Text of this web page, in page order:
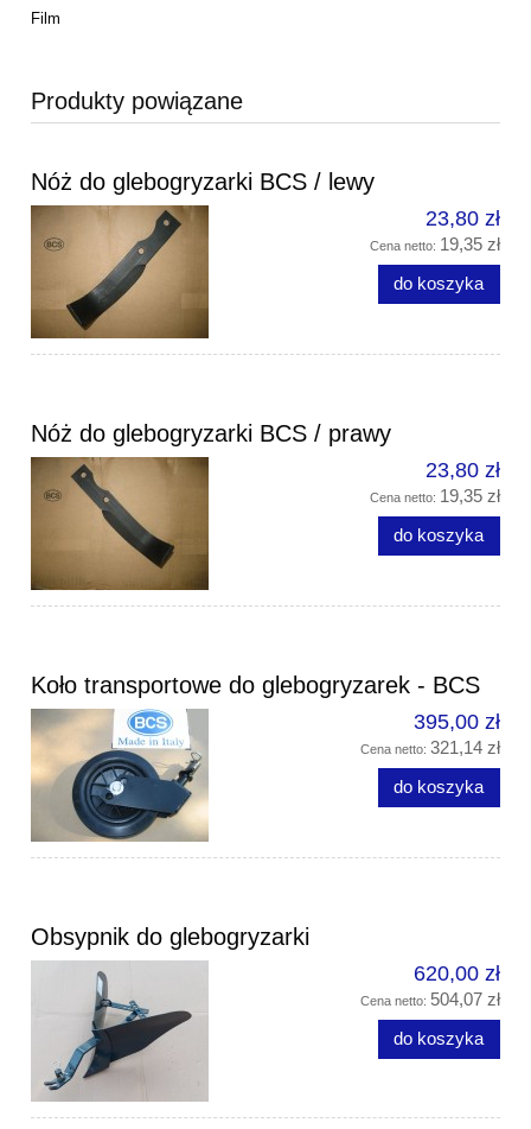
Film
Produkty powiązane
Nóż do glebogryzarki BCS / lewy
23,80 zł
Cena netto: 19,35 zł
do koszyka
Nóż do glebogryzarki BCS / prawy
23,80 zł
Cena netto: 19,35 zł
do koszyka
Koło transportowe do glebogryzarek - BCS
395,00 zł
Cena netto: 321,14 zł
do koszyka
Obsypnik do glebogryzarki
620,00 zł
Cena netto: 504,07 zł
do koszyka